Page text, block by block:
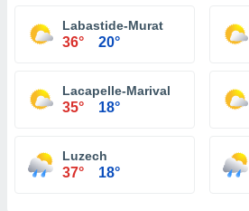
Labastide-Murat
36° 20°
Lacapelle-Marival
35° 18°
Luzech
37° 18°